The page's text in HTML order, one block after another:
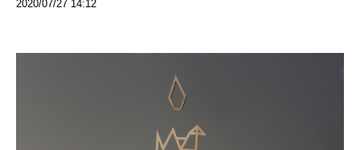
2020/07/27 14:12